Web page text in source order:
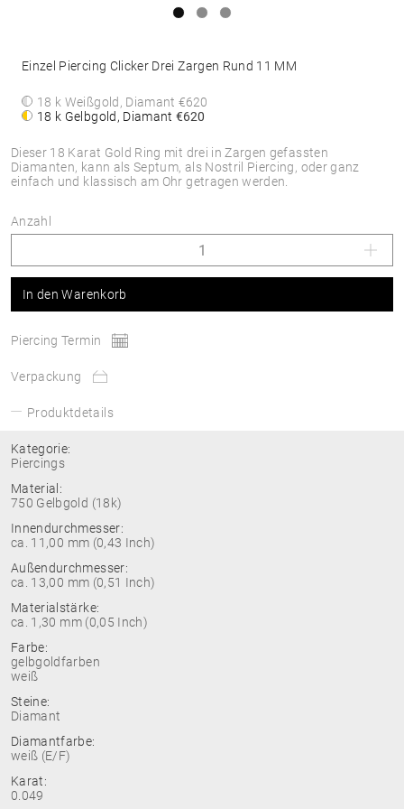
Dieser 18 Karat Gold Ring mit drei in Zargen gefassten
Diamanten, kann als Septum, als Nostril Piercing, oder ganz
einfach und klassisch am Ohr getragen werden.
Einzel Piercing Clicker Drei Zargen Rund 11 MM
18 k Weißgold, Diamant€620
18 k Gelbgold, Diamant€620
Anzahl
In den Warenkorb
Piercing Termin
Verpackung
Produktdetails
Kategorie:
Piercings
Material:
750 Gelbgold (18k)
Innendurchmesser:
ca. 11,00 mm (0,43 Inch)
Außendurchmesser:
ca. 13,00 mm (0,51 Inch)
Materialstärke:
ca. 1,30 mm (0,05 Inch)
Farbe:
gelbgoldfarben
weiß
Steine:
Diamant
Diamantfarbe:
weiß (E/F)
Karat:
0.049